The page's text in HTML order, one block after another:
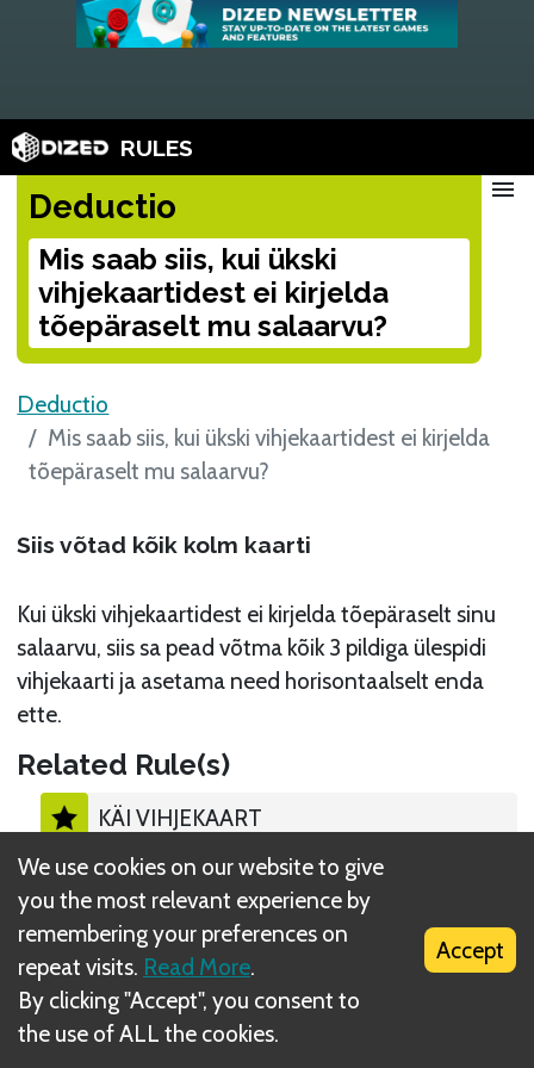
RULES
Deductio
Mis saab siis, kui ükski
vihjekaartidest ei kirjelda
tõepäraselt mu salaarvu?
menu
Deductio
Mis saab siis, kui ükski vihjekaartidest ei kirjelda
tõepäraselt mu salaarvu?
Siis võtad kõik kolm kaarti
Kui ükski vihjekaartidest ei kirjelda tõepäraselt sinu
salaarvu, siis sa pead võtma kõik 3 pildiga ülespidi
vihjekaarti ja asetama need horisontaalselt enda
ette.
Related Rule(s)
KÄI VIHJEKAART
What is DIZED Rules?
We use cookies on our website to give
you the most relevant experience by
remembering your preferences on
repeat visits. Read More.
By clicking "Accept", you consent to
the use of ALL the cookies.
Accept